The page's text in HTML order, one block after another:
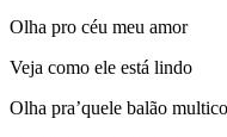
Olha pro céu meu amor
Veja como ele está lindo
Olha pra’quele balão